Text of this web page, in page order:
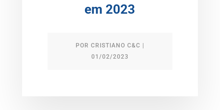
em 2023
POR CRISTIANO C&C
01/02/2023